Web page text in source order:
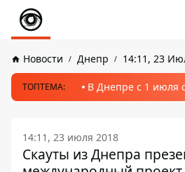
Новости Днепр 14:11, 23
ТОПТЕМА: В Днепре с 1 июля
14:11, 23 июля 2018
Скауты из Днепра